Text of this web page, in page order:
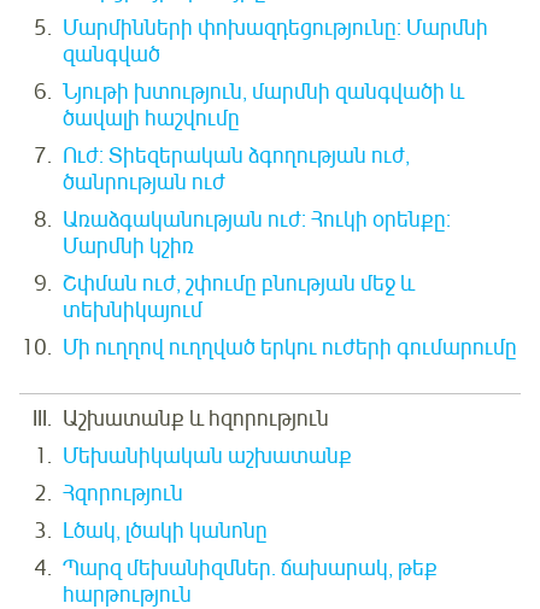
Մարմինների փոխազդեցությունը: Մարմնի
զանգված
Նյութի խտություն, մարմնի զանգվածի և
ծավալի հաշվումը
Ուժ: Տիեզերական ձգողության ուժ,
ծանրության ուժ
Առաձգականության ուժ: Հուկի օրենքը:
Մարմնի կշիռ
Շփման ուժ, շփումը բնության մեջ և
տեխնիկայում
Մի ուղղով ուղղված երկու ուժերի գումարումը
Աշխատանք և հզորություն
Մեխանիկական աշխատանք
Հզորություն
Լծակ, լծակի կանոնը
Պարզ մեխանիզմներ. ճախարակ, թեք
հարթություն